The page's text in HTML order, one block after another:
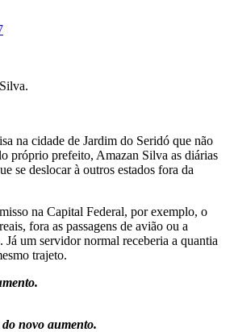
na cidade de Jardim do Seridó que não
próprio prefeito, Amazan Silva as diárias
se deslocar à outros estados fora da
na Capital Federal, por exemplo, o
fora as passagens de avião ou a
Já um servidor normal receberia a quantia
trajeto.
novo aumento.